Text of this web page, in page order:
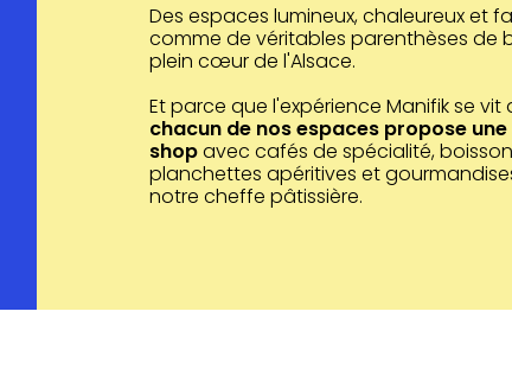
Des espaces lumineux, chaleureux et
comme de véritables parenthèses de
plein cœur de l'Alsace.
Et parce que l'expérience Manifik se
chacun de nos espaces propose
shopavec cafés de spécialité,
planchettes apéritives et
notre cheffe pâtissière.